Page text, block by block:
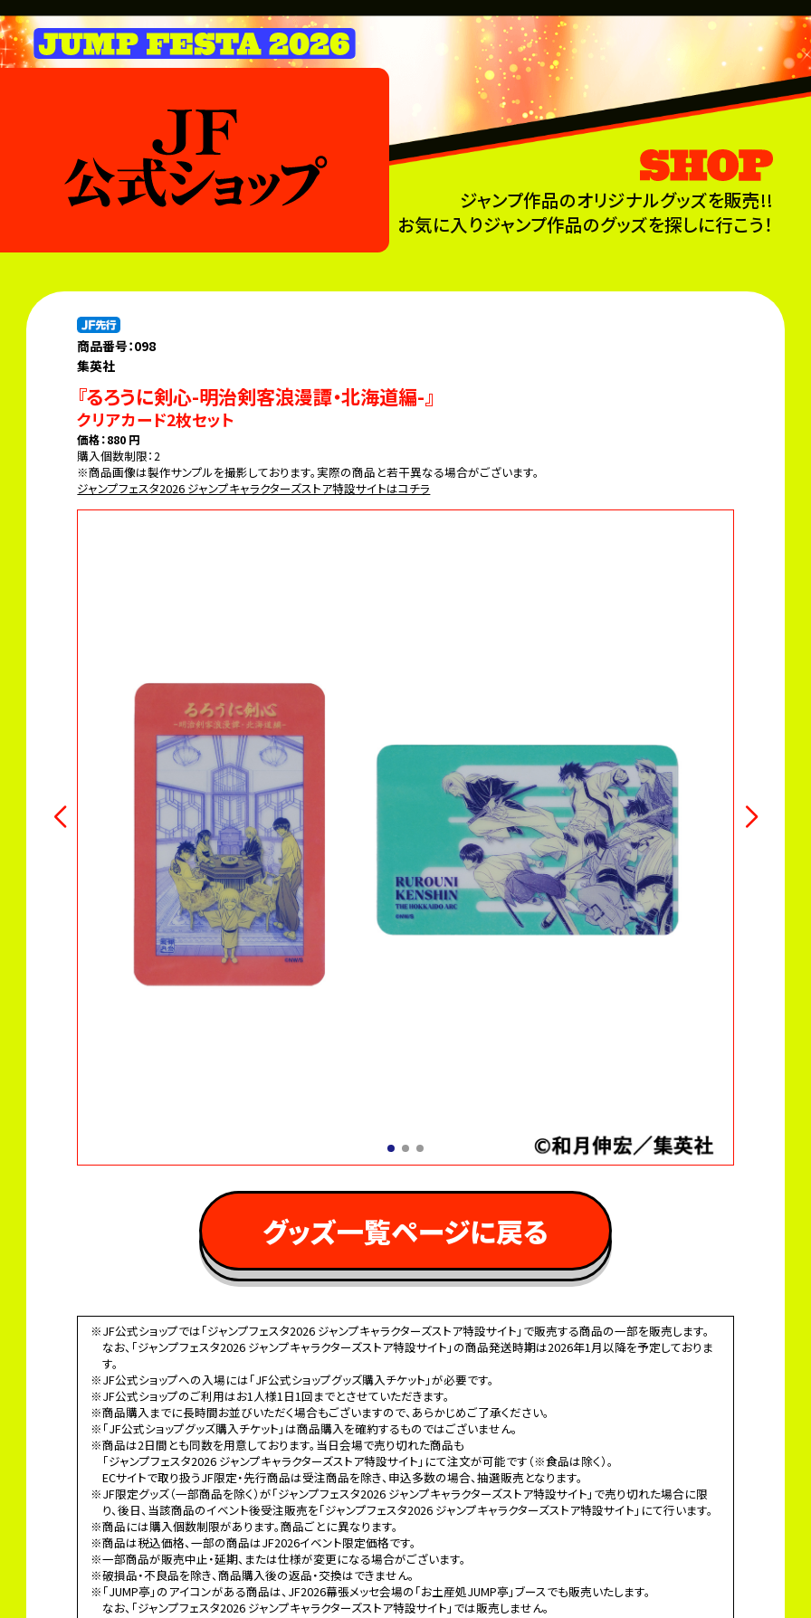
ジャンプ作品のオリジナルグッズを販売!!
お気に入りジャンプ作品のグッズを探しに行こう！
商品番号：098
集英社
『るろうに剣心-明治剣客浪漫譚・北海道編-』
クリアカード2枚セット
価格：880 円
購入個数制限：2
※商品画像は製作サンプルを撮影しております。実際の商品と若干異なる場合がございます。
ジャンプフェスタ2026 ジャンプキャラクターズストア特設サイトはコチラ
グッズ一覧ページに戻る
※JF公式ショップでは「ジャンプフェスタ2026 ジャンプキャラクターズストア特設サイト」で販売する商品の一部を販売します。
なお、「ジャンプフェスタ2026 ジャンプキャラクターズストア特設サイト」の商品発送時期は2026年1月以降を予定しておりま
す。
※JF公式ショップへの入場には「JF公式ショップグッズ購入チケット」が必要です。
※JF公式ショップのご利用はお1人様1日1回までとさせていただきます。
※商品購入までに長時間お並びいただく場合もございますので、あらかじめご了承ください。
※「JF公式ショップグッズ購入チケット」は商品購入を確約するものではございません。
※商品は2日間とも同数を用意しております。当日会場で売り切れた商品も
「ジャンプフェスタ2026 ジャンプキャラクターズストア特設サイト」にて注文が可能です（※食品は除く）。
ECサイトで取り扱うJF限定・先行商品は受注商品を除き、申込多数の場合、抽選販売となります。
※JF限定グッズ（一部商品を除く）が「ジャンプフェスタ2026 ジャンプキャラクターズストア特設サイト」で売り切れた場合に限
り、後日、当該商品のイベント後受注販売を「ジャンプフェスタ2026 ジャンプキャラクターズストア特設サイト」にて行います。
※商品には購入個数制限があります。商品ごとに異なります。
※商品は税込価格、一部の商品はJF2026イベント限定価格です。
※一部商品が販売中止・延期、または仕様が変更になる場合がございます。
※破損品・不良品を除き、商品購入後の返品・交換はできません。
※「JUMP亭」のアイコンがある商品は、JF2026幕張メッセ会場の「お土産処JUMP亭」ブースでも販売いたします。
なお、「ジャンプフェスタ2026 ジャンプキャラクターズストア特設サイト」では販売しません。